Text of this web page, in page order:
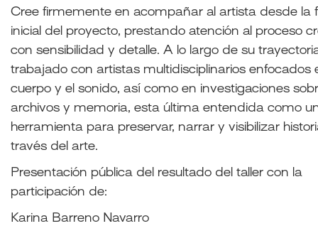
Cree firmemente en acompañar al artista desde la
inicial del proyecto, prestando atención al proceso
con sensibilidad y detalle. A lo largo de su
trabajado con artistas multidisciplinarios enfocados
cuerpo y el sonido, así como en investigaciones
archivos y memoria, esta última entendida como
herramienta para preservar, narrar y visibilizar
través del arte.
Presentación pública del resultado del taller con la
participación de:
Karina Barreno Navarro